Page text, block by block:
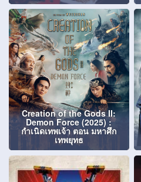
Creation of the Gods II:
Demon Force (2025) :
กําเนิดเทพเจ้า ตอน มหาศึก
เทพยุทธ